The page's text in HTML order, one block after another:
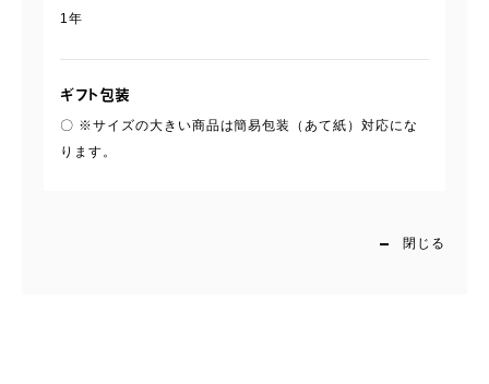
1年
ギフト包装
〇 ※サイズの大きい商品は簡易包装（あて紙）対応にな
ります。
閉じる